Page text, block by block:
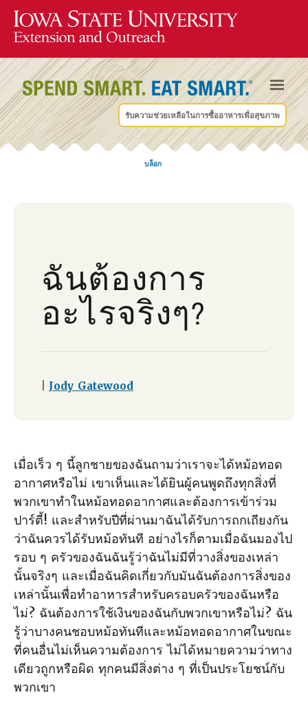
รับความช่วยเหลือในการซื้ออาหารเพื่อสุขภาพ
บล็อก
ฉันต้องการ
อะไรจริงๆ?
Jody Gatewood
เมื่อเร็ว ๆ นี้ลูกชายของฉันถามว่าเราจะได้หม้อทอด
อากาศหรือไม่ เขาเห็นและได้ยินผู้คนพูดถึงทุกสิ่งที่
พวกเขาทําในหม้อทอดอากาศและต้องการเข้าร่วม
ปาร์ตี้! และสําหรับปีที่ผ่านมาฉันได้รับการถกเถียงกัน
ว่าฉันควรได้รับหม้อทันที อย่างไรก็ตามเมื่อฉันมองไป
รอบ ๆ ครัวของฉันฉันรู้ว่าฉันไม่มีที่วางสิ่งของเหล่า
นั้นจริงๆ และเมื่อฉันคิดเกี่ยวกับมันฉันต้องการสิ่งของ
เหล่านั้นเพื่อทําอาหารสําหรับครอบครัวของฉันหรือ
ไม่? ฉันต้องการใช้เงินของฉันกับพวกเขาหรือไม่? ฉัน
รู้ว่าบางคนชอบหม้อทันทีและหม้อทอดอากาศในขณะ
ที่คนอื่นไม่เห็นความต้องการ ไม่ได้หมายความว่าทาง
เดียวถูกหรือผิด ทุกคนมีสิ่งต่าง ๆ ที่เป็นประโยชน์กับ
พวกเขา